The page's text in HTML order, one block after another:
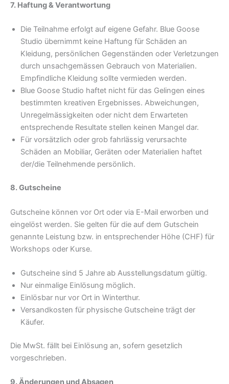
7. Haftung & Verantwortung
Die Teilnahme erfolgt auf eigene Gefahr. Blue Goose
Studio übernimmt keine Haftung für Schäden an
Kleidung, persönlichen Gegenständen oder Verletzungen
durch unsachgemässen Gebrauch von Materialien.
Empfindliche Kleidung sollte vermieden werden.
Blue Goose Studio haftet nicht für das Gelingen eines
bestimmten kreativen Ergebnisses. Abweichungen,
Unregelmässigkeiten oder nicht dem Erwarteten
entsprechende Resultate stellen keinen Mangel dar.
Für vorsätzlich oder grob fahrlässig verursachte
Schäden an Mobiliar, Geräten oder Materialien haftet
der/die Teilnehmende persönlich.
8. Gutscheine
Gutscheine können vor Ort oder via E-Mail erworben und
eingelöst werden. Sie gelten für die auf dem Gutschein
genannte Leistung bzw. in entsprechender Höhe (CHF) für
Workshops oder Kurse.
Gutscheine sind 5 Jahre ab Ausstellungsdatum gültig.
Nur einmalige Einlösung möglich.
Einlösbar nur vor Ort in Winterthur.
Versandkosten für physische Gutscheine trägt der
Käufer.
Die MwSt. fällt bei Einlösung an, sofern gesetzlich
vorgeschrieben.
9. Änderungen und Absagen